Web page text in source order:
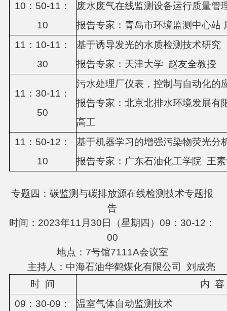
10 ： 50-11 ：
10
废水废气在线监测设备运行质量管
报告专家： 青岛市环境监测中心站
11 ： 10-11：
30
基于诱导发光的水质检测技术研究
报告专家： 天津大学 赵友全教授
11： 30-11 ：
50
污水处理厂仪表，控制与自动化的
报告专家：北京北排水环境发展有
高工
11： 50-12 ：
10
基于机器学习的增强污染物荧光分
报告专家： 广东石油化工学院 王
专题四：碳监测与碳排放源在线检测技术专题报
告
时间：2023年11月30日（星期四）09：30-12：
00
地点：7号馆7111A会议室
主持人：中海石油华鹤煤化有限公司 刘成亮
时 间 内 容
09 ： 30-09 ：
温室气体自动监测技术